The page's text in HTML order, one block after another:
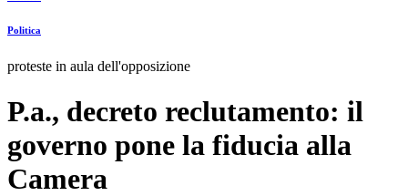
Politica
proteste in aula dell'opposizione
P.a., decreto reclutamento: il
governo pone la fiducia alla
Camera